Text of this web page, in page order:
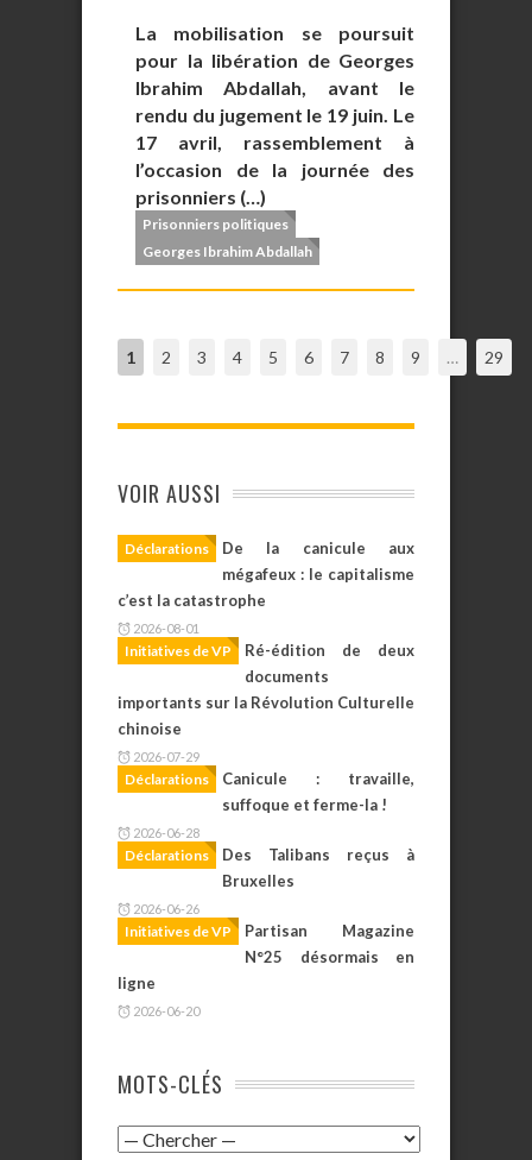
La mobilisation se poursuit
pour la libération de Georges
Ibrahim Abdallah, avant le
rendu du jugement le 19 juin. Le
17 avril, rassemblement à
l’occasion de la journée des
prisonniers (…)
Prisonniers politiques
Georges Ibrahim Abdallah
1 2 3 4 5 6 7 8 9 … 29
VOIR AUSSI
Déclarations
De la canicule aux
mégafeux : le capitalisme
c’est la catastrophe
2026-08-01
Initiatives de VP
Ré-édition de deux
documents
importants sur la Révolution Culturelle
chinoise
2026-07-29
Déclarations
Canicule : travaille,
suffoque et ferme-la !
2026-06-28
Déclarations
Des Talibans reçus à
Bruxelles
2026-06-26
Initiatives de VP
Partisan Magazine
N°25 désormais en
ligne
2026-06-20
MOTS-CLÉS